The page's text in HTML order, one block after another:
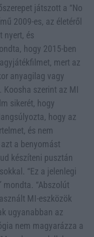
játszott a “No
2009-es, az életéről
nyert, és
hogy 2015-ben
mert az
anyagilag vagy
szerint az MI
sikerét, hogy
hogy az
és nem
a benyomást
készíteni pusztán
“Ez a jelenlegi
mondta. “Abszolút
MI-eszközök
ugyanabban az
nem magyarázza a